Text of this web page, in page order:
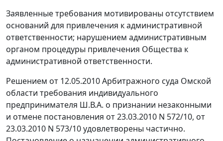
Заявленные требования мотивированы отсутствием
оснований для привлечения к административной
ответственности; нарушением административным
органом процедуры привлечения Общества к
административной ответственности.
Решением от 12.05.2010 Арбитражного суда Омской
области требования индивидуального
предпринимателя Ш.В.А. о признании незаконными
и отмене постановления от 23.03.2010 N 572/10, от
23.03.2010 N 573/10 удовлетворены частично.